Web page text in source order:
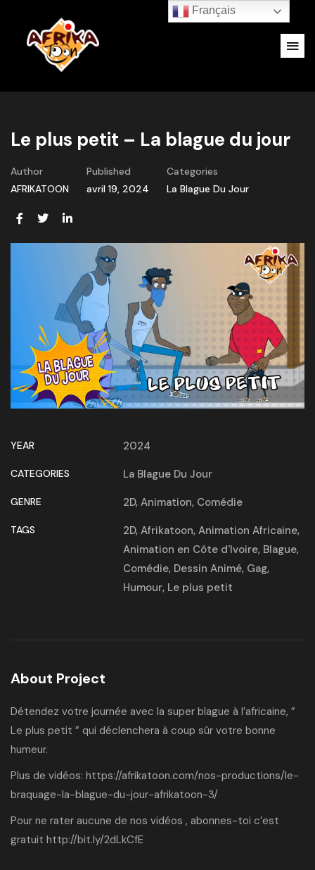
Le plus petit – La blague du jour
Author
AFRIKATOON
Published
avril 19, 2024
Categories
La Blague Du Jour
YEAR 2024
CATEGORIES La Blague Du Jour
GENRE 2D, Animation, Comédie
TAGS 2D, Afrikatoon, Animation Africaine,
Animation en Côte d'Ivoire, Blague,
Comédie, Dessin Animé, Gag,
Humour, Le plus petit
About Project
Détendez votre journée avec la super blague à l’africaine, ”
Le plus petit ” qui déclenchera à coup sûr votre bonne
humeur.
Plus de vidéos: https://afrikatoon.com/nos-productions/le-
braquage-la-blague-du-jour-afrikatoon-3/
Pour ne rater aucune de nos vidéos , abonnes-toi c’est
gratuit http://bit.ly/2dLkCfE
Français